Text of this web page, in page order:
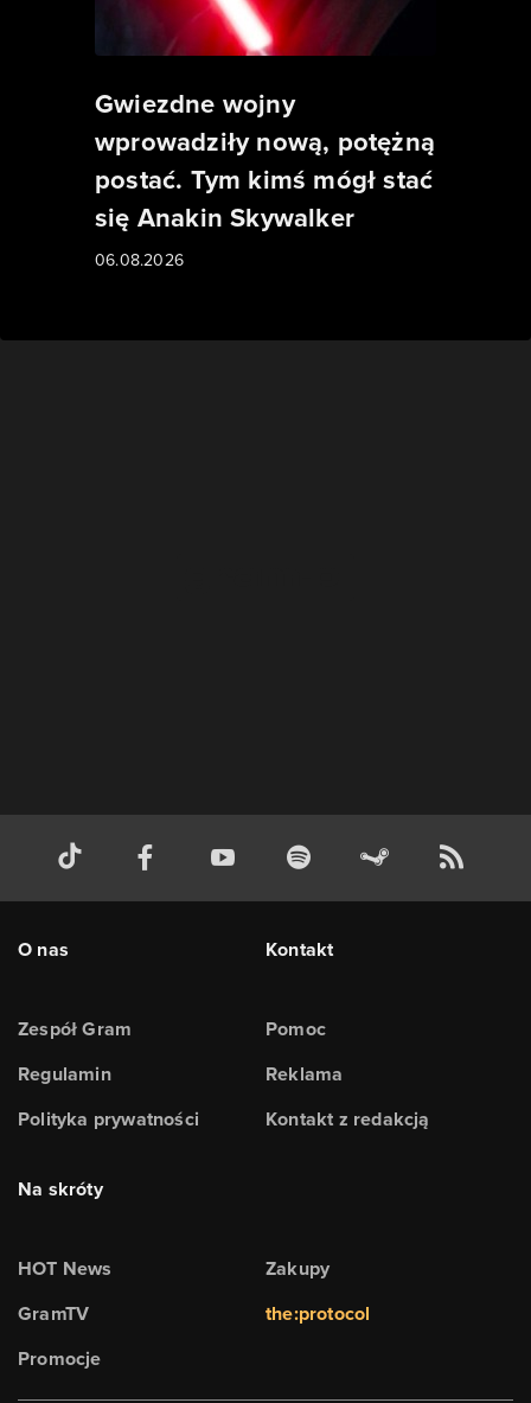
Gwiezdne wojny
wprowadziły nową, potężną
postać. Tym kimś mógł stać
się Anakin Skywalker
06.08.2026
O nas
Zespół Gram
Regulamin
Polityka prywatności
Kontakt
Pomoc
Reklama
Kontakt z redakcją
Na skróty
HOT News
GramTV
Promocje
Zakupy
the:protocol